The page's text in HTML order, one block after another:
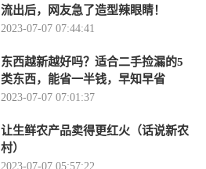
流出后，网友急了造型辣眼睛！
2023-07-07 07:44:41
东西越新越好吗？适合二手捡漏的5
类东西，能省一半钱，早知早省
2023-07-07 07:01:37
让生鲜农产品卖得更红火（话说新农
村）
2023-07-07 05:57:22